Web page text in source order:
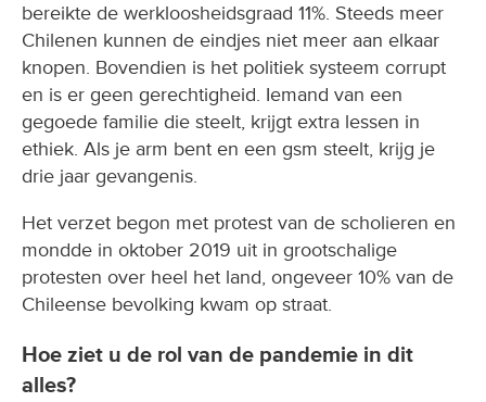
bereikte de werkloosheidsgraad 11%. Steeds meer
Chilenen kunnen de eindjes niet meer aan elkaar
knopen. Bovendien is het politiek systeem corrupt
en is er geen gerechtigheid. Iemand van een
gegoede familie die steelt, krijgt extra lessen in
ethiek. Als je arm bent en een gsm steelt, krijg je
drie jaar gevangenis.
Het verzet begon met protest van de scholieren en
mondde in oktober 2019 uit in grootschalige
protesten over heel het land, ongeveer 10% van de
Chileense bevolking kwam op straat.
Hoe ziet u de rol van de pandemie in dit
alles?